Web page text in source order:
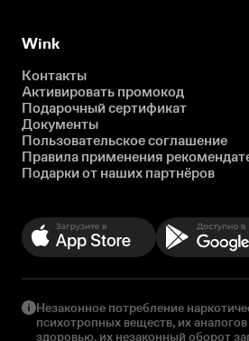
Wink
Контакты
Активировать промокод
Подарочный сертификат
Документы
Пользовательское соглашение
Правила применения
Подарки от наших партнёров
Незаконное потребление
психотропных веществ, их
здоровью, их незаконный оборот